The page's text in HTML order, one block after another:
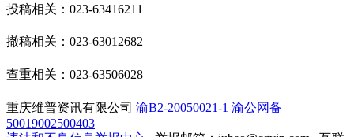
投稿相关：023-63416211
撤稿相关：023-63012682
查重相关：023-63506028
重庆维普资讯有限公司 渝B2-20050021-1 渝公网备
50019002500403